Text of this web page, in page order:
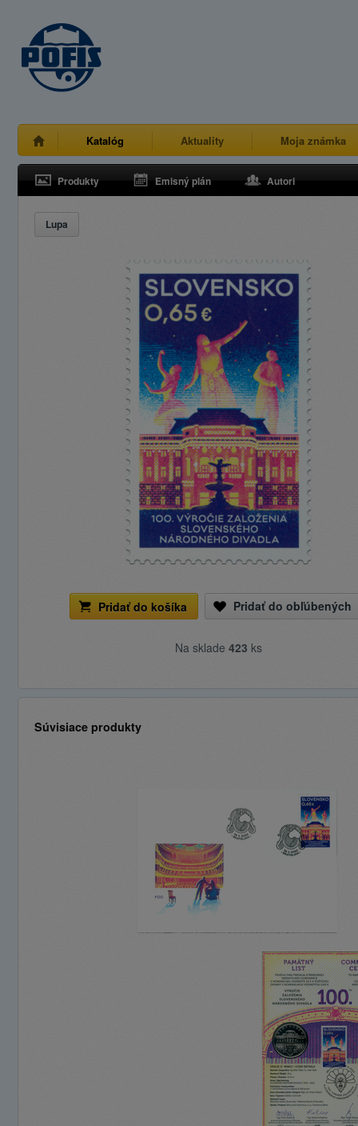
Katalóg Aktuality Moja známka
Produkty Emisný plán Autori
Lupa
Pridať do košíka Pridať do obľúbených
Na sklade 423 ks
Súvisiace produkty